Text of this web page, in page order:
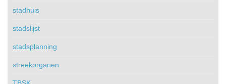
stadhuis
stadslijst
stadsplanning
streekorganen